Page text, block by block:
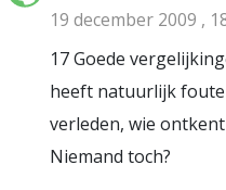
19 december 2009 ,
17 Goede
heeft natuurlijk
verleden, wie
Niemand toch?